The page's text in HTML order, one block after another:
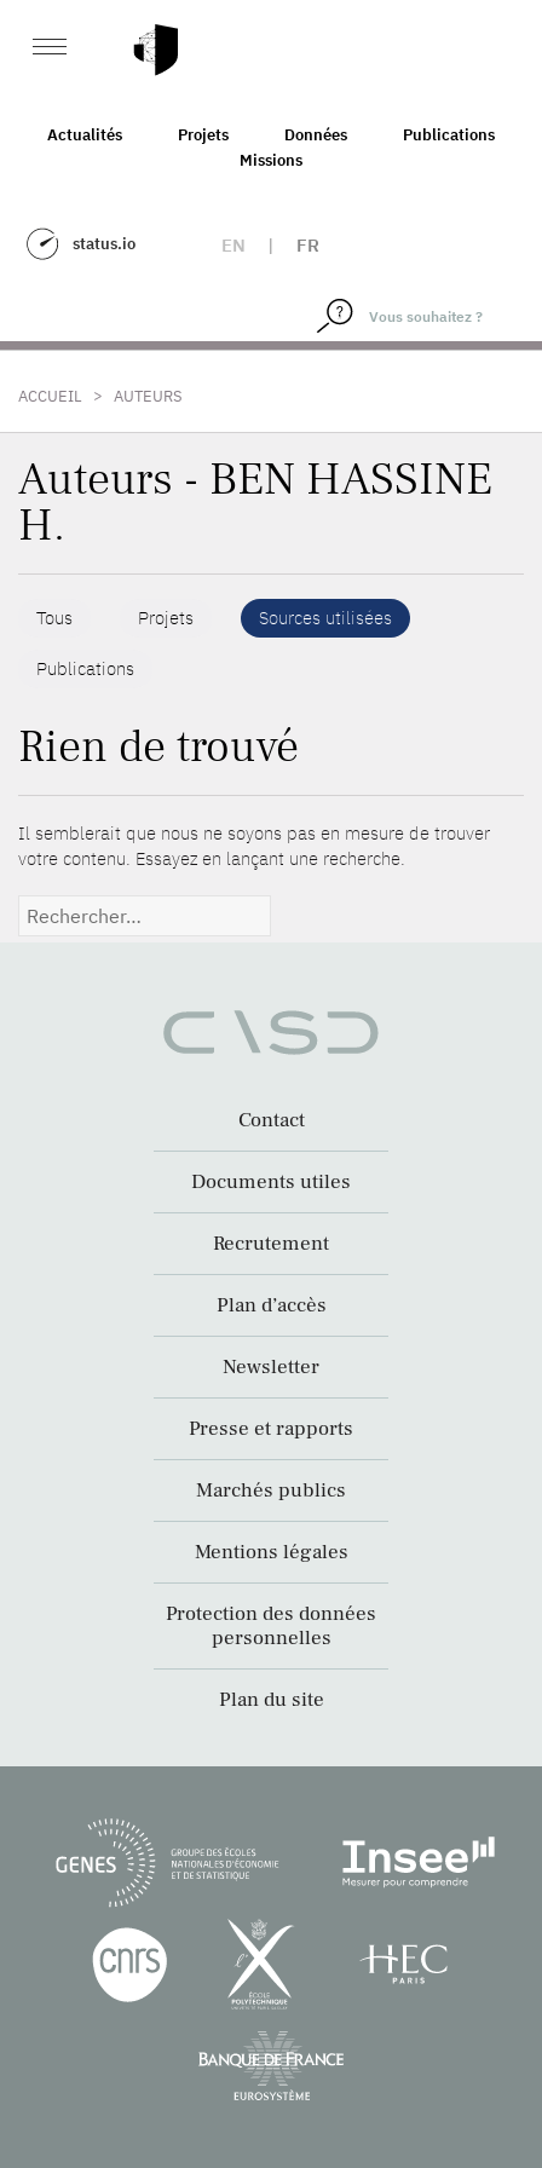
Actualités Projets Données
Publications
Missions
status.io EN | FR
ACCUEIL > AUTEURS
Auteurs - BEN HASSINE
H.
Tous Projets Sources utilisées
Publications
Rien de trouvé
Il semblerait que nous ne soyons pas en mesure de trouver
votre contenu. Essayez en lançant une recherche.
Rechercher :
Contact
Documents utiles
Recrutement
Plan d’accès
Newsletter
Presse et rapports
Marchés publics
Mentions légales
Protection des données
personnelles
Plan du site